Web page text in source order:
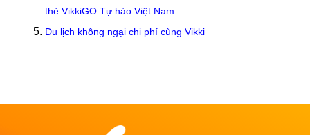
thẻ VikkiGO Tự hào Việt Nam
Du lịch không ngại chi phí cùng Vikki